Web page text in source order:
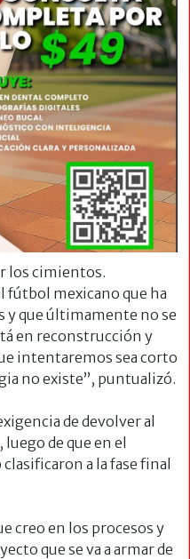
los cimientos.
fútbol mexicano que ha
que últimamente no se
en reconstrucción y
intentaremos sea corto
no existe”, puntualizó.
de devolver al
de que en el
clasificaron a la fase final
creo en los procesos y
que se va a armar de